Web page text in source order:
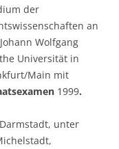
der
an
Wolfgang
Universität in
Main mit
1999.
unter